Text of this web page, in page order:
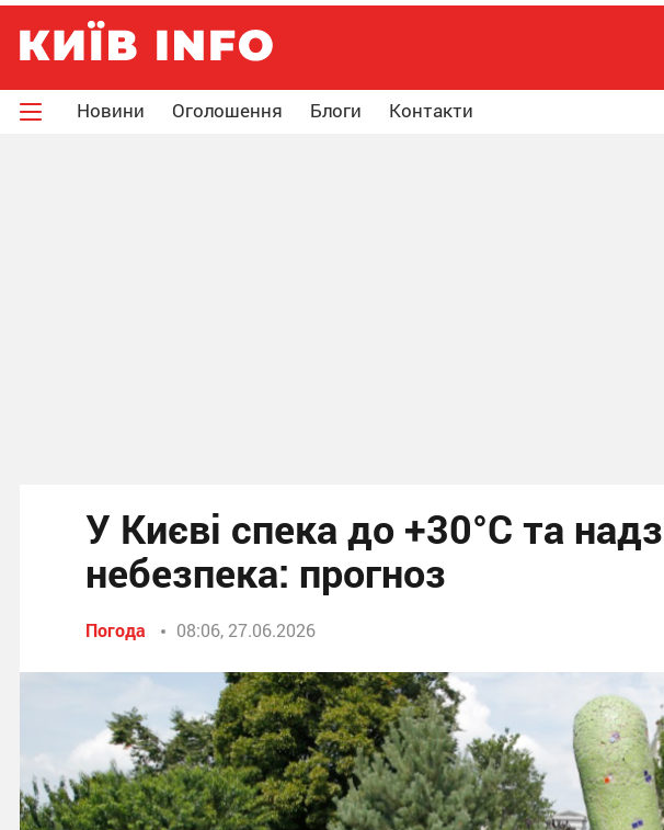
Новини Оголошення Блоги Контакти
У Києві спека до +30°C та
небезпека: прогноз
Погода 08:06, 27.06.2026